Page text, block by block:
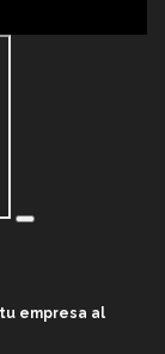
empresa al